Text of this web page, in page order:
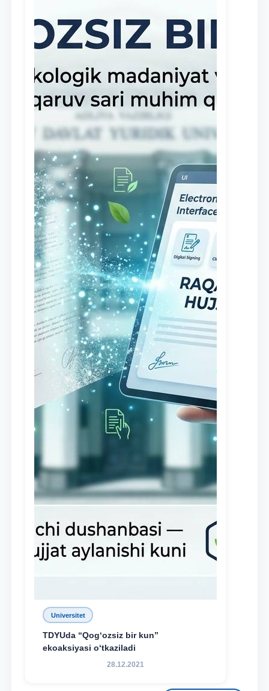
Universitet
TDYUda “Qog‘ozsiz bir kun”
ekoaksiyasi o‘tkaziladi
28.12.2021